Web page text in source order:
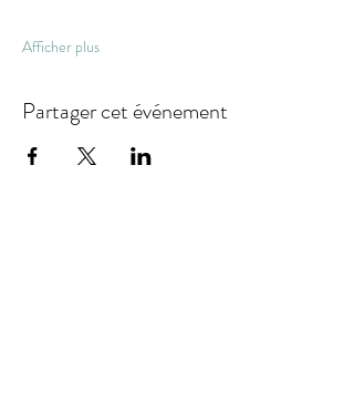
Afficher plus
Partager cet événement